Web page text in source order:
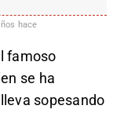
hace
famoso
se ha
sopesando